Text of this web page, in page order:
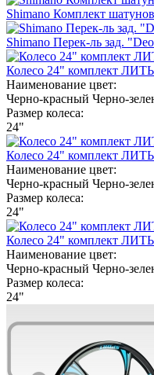
Shimano Комплект
Shimano Перек-ль зад.
Колесо 24" комплект
Наименование цвет:
Черно-красный Черно-
Размер колеса:
24"
Колесо 24" комплект
Наименование цвет:
Черно-красный Черно-
Размер колеса:
24"
Колесо 24" комплект
Наименование цвет:
Черно-красный Черно-
Размер колеса:
24"